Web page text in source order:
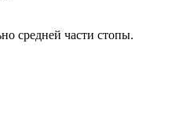
средней части стопы.